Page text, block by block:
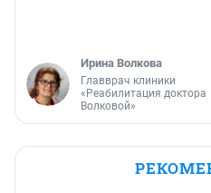
Ирина Волкова
Главврач клиники
«Реабилитация доктора
Волковой»